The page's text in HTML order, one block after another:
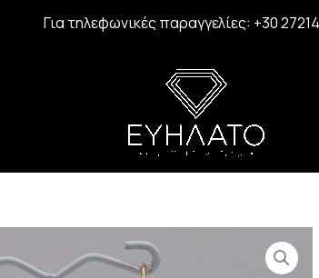
Για τηλεφωνικές παραγγελίες: +30